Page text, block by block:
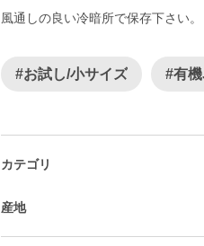
風通しの良い冷暗所で保存下さい。
#お試し/小サイズ #有
カテゴリ
産地